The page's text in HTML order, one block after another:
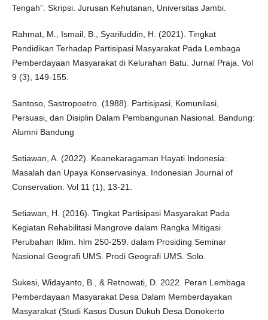
Tengah”. Skripsi. Jurusan Kehutanan, Universitas Jambi.
Rahmat, M., Ismail, B., Syarifuddin, H. (2021). Tingkat
Pendidikan Terhadap Partisipasi Masyarakat Pada Lembaga
Pemberdayaan Masyarakat di Kelurahan Batu. Jurnal Praja. Vol
9 (3), 149-155.
Santoso, Sastropoetro. (1988). Partisipasi, Komunilasi,
Persuasi, dan Disiplin Dalam Pembangunan Nasional. Bandung:
Alumni Bandung
Setiawan, A. (2022). Keanekaragaman Hayati Indonesia:
Masalah dan Upaya Konservasinya. Indonesian Journal of
Conservation. Vol 11 (1), 13-21.
Setiawan, H. (2016). Tingkat Partisipasi Masyarakat Pada
Kegiatan Rehabilitasi Mangrove dalam Rangka Mitigasi
Perubahan Iklim. hlm 250-259. dalam Prosiding Seminar
Nasional Geografi UMS. Prodi Geografi UMS. Solo.
Sukesi, Widayanto, B., & Retnowati, D. 2022. Peran Lembaga
Pemberdayaan Masyarakat Desa Dalam Memberdayakan
Masyarakat (Studi Kasus Dusun Dukuh Desa Donokerto